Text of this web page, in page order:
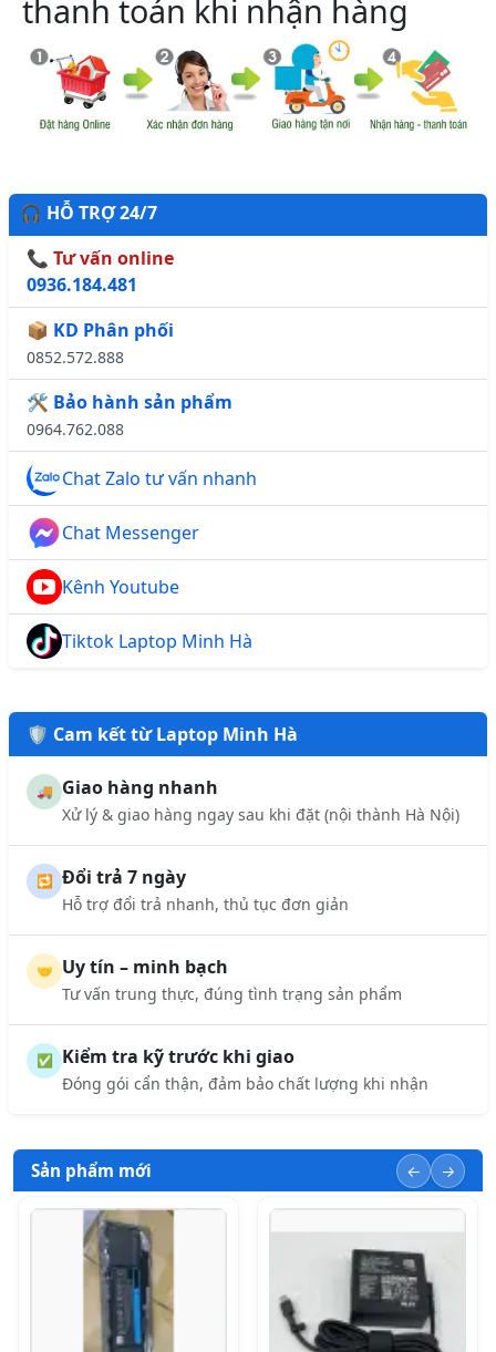
thanh toán khi nhận hàng
🎧 HỖ TRỢ 24/7
📞 Tư vấn online
0936.184.481
📦 KD Phân phối
0852.572.888
🛠️ Bảo hành sản phẩm
0964.762.088
Chat Zalo tư vấn nhanh
Chat Messenger
Kênh Youtube
Tiktok Laptop Minh Hà
🛡️ Cam kết từ Laptop Minh Hà
🚚 Giao hàng nhanh
Xử lý & giao hàng ngay sau khi đặt (nội thành Hà Nội)
🔁 Đổi trả 7 ngày
Hỗ trợ đổi trả nhanh, thủ tục đơn giản
🤝 Uy tín – minh bạch
Tư vấn trung thực, đúng tình trạng sản phẩm
✅ Kiểm tra kỹ trước khi giao
Đóng gói cẩn thận, đảm bảo chất lượng khi nhận
Sản phẩm mới